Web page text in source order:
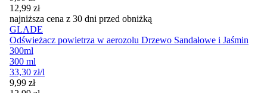
12,99 zł
najniższa cena z 30 dni przed obniżką
GLADE
Odświeżacz powietrza w aerozolu Drzewo Sandałowe i Jaśmin
300ml
300 ml
33,30 zł/l
Cena promocyjna
9,99 zł